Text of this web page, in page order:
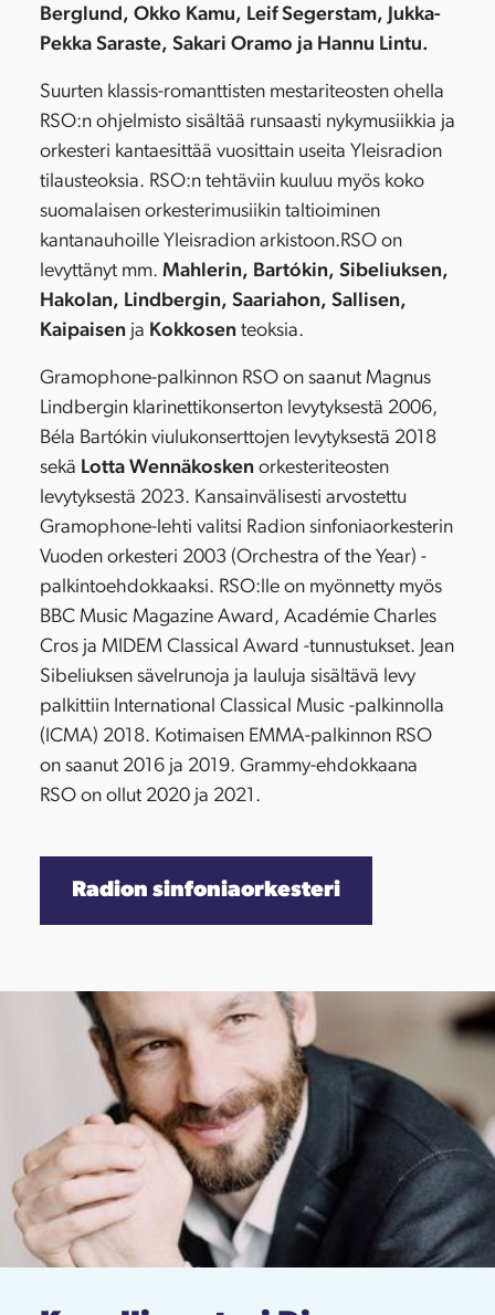
Berglund, Okko Kamu, Leif Segerstam, Jukka-
Pekka Saraste, Sakari Oramo ja Hannu Lintu.
Suurten klassis-romanttisten mestariteosten ohella
RSO:n ohjelmisto sisältää runsaasti nykymusiikkia ja
orkesteri kantaesittää vuosittain useita Yleisradion
tilausteoksia. RSO:n tehtäviin kuuluu myös koko
suomalaisen orkesterimusiikin taltioiminen
kantanauhoille Yleisradion arkistoon.RSO on
levyttänyt mm. Mahlerin, Bartókin, Sibeliuksen,
Hakolan, Lindbergin, Saariahon, Sallisen,
Kaipaisenja Kokkosenteoksia.
Gramophone-palkinnon RSO on saanut Magnus
Lindbergin klarinettikonserton levytyksestä 2006,
Béla Bartókin viulukonserttojen levytyksestä 2018
sekä Lotta Wennäkoskenorkesteriteosten
levytyksestä 2023. Kansainvälisesti arvostettu
Gramophone-lehti valitsi Radion sinfoniaorkesterin
Vuoden orkesteri 2003 (Orchestra of the Year) -
palkintoehdokkaaksi. RSO:lle on myönnetty myös
BBC Music Magazine Award, Académie Charles
Cros ja MIDEM Classical Award -tunnustukset. Jean
Sibeliuksen sävelrunoja ja lauluja sisältävä levy
palkittiin International Classical Music -palkinnolla
(ICMA) 2018. Kotimaisen EMMA-palkinnon RSO
on saanut 2016 ja 2019. Grammy-ehdokkaana
RSO on ollut 2020 ja 2021.
Radion sinfoniaorkesteri